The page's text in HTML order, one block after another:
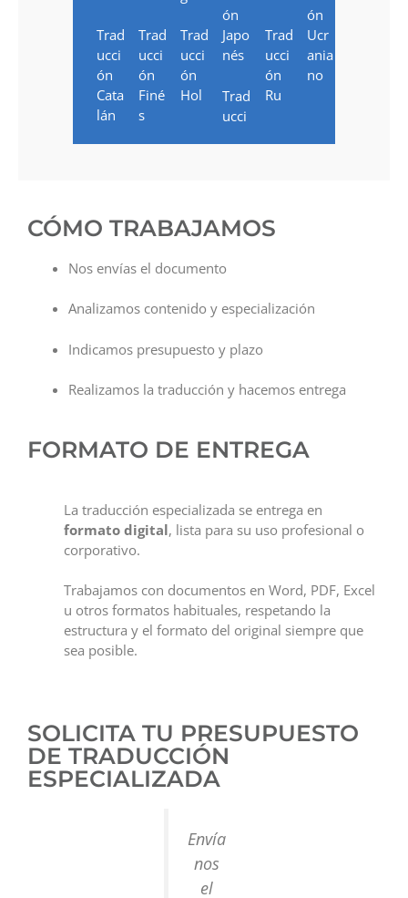
Trad
ucci
ón
Cata
lán
Trad
ucci
ón
Finé
s
Trad
ucci
ón
Hol
ón
Japo
nés
Trad
ucci
Trad
ucci
ón
Ru
ón
Ucr
ania
no
CÓMO TRABAJAMOS
Nos envías el documento
Analizamos contenido y especialización
Indicamos presupuesto y plazo
Realizamos la traducción y hacemos entrega
FORMATO DE ENTREGA
La traducción especializada se entrega en
formato digital, lista para su uso profesional o
corporativo.
Trabajamos con documentos en Word, PDF, Excel
u otros formatos habituales, respetando la
estructura y el formato del original siempre que
sea posible.
SOLICITA TU PRESUPUESTO
DE TRADUCCIÓN
ESPECIALIZADA
Envía
nos
el